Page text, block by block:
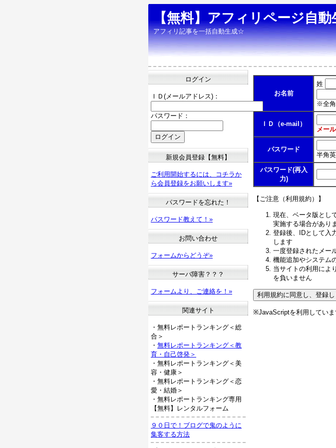
【無料】アフィリページ自
アフィリ記事を一括自動生成☆
お名前
姓
※全角
ＩＤ（e-mail）
メー
パスワード
半角
パスワード(再入
力)
【ご注意（利用規約）】
現在、ベータ版とし
実施する場合があり
登録後、IDとして入
します
一度登録されたメー
機能追加やシステム
当サイトの利用によ
を負いません
※JavaScriptを利用していま
ログイン
ＩＤ(メールアドレス)：
パスワード：
新規会員登録【無料】
ご利用開始するには、コチラか
ら会員登録をお願いします»
パスワードを忘れた！
パスワード教えて！»
お問い合わせ
フォームからどうぞ»
サーバ障害？？？
フォームより、ご連絡を！»
関連サイト
・無料レポートランキング＜総
合＞
・ 無料レポートランキング＜教
育・自己啓発＞
・無料レポートランキング＜美
容・健康＞
・無料レポートランキング＜恋
愛・結婚＞
・無料レポートランキング専用
【無料】レンタルフォーム
９０日で！ブログで鬼のように
集客する方法